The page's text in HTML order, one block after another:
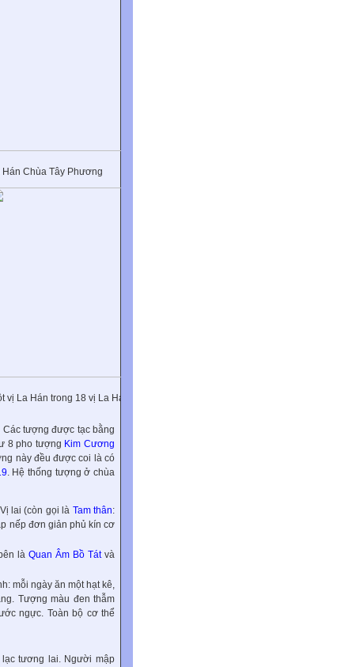
Hán Chùa Tây Phương
vị La Hán trong 18 vị La Hán
tượng được tạc bằng
8 pho tượng Kim Cương
này đều được coi là có
. Hệ thống tượng ở chùa
lai (còn gọi là Tam thân:
nếp đơn giản phủ kín cơ
là Quan Âm Bồ Tátvà
mỗi ngày ăn một hạt kê,
Tượng màu đen thẫm
ngực. Toàn bộ cơ thể
tương lai. Người mập